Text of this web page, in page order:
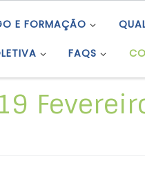
E FORMAÇÃO
FAQS
19